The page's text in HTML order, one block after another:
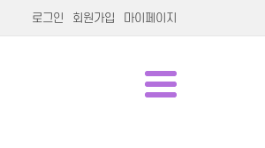
로그인 회원가입 마이페이지